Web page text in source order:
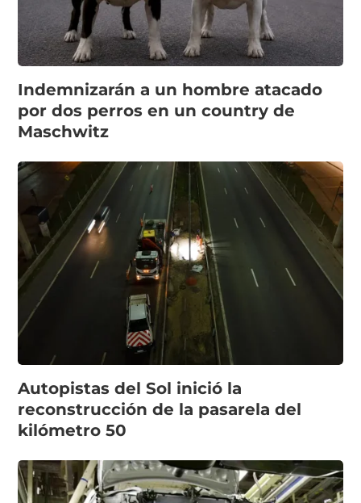
Indemnizarán a un hombre atacado
por dos perros en un country de
Maschwitz
Autopistas del Sol inició la
reconstrucción de la pasarela del
kilómetro 50